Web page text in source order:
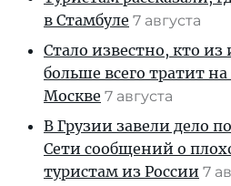
в Стамбуле 7 августа
Стало известно, кто из
больше всего тратит
Москве 7 августа
В Грузии завели дело
Сети сообщений о
туристам из России 7